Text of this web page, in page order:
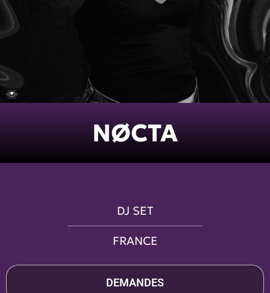
NØCTA
DJ SET
FRANCE
DEMANDES